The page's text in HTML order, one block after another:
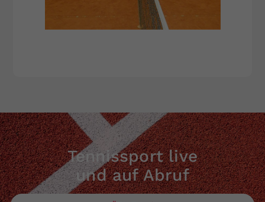
Tennissport live
und auf Abruf